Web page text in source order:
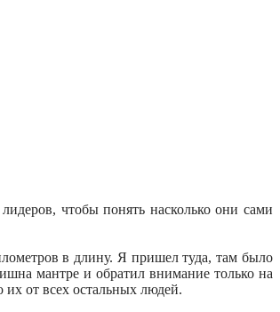
чтобы понять насколько они сами
в длину. Я пришел туда, там было
мантре и обратил внимание только на
от всех остальных людей.